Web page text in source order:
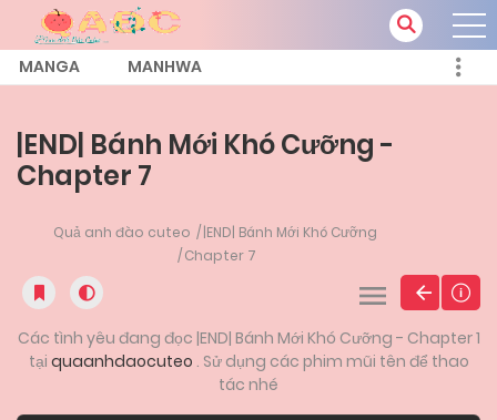
MANGA MANHWA
|END| Bánh Mới Khó Cưỡng -
Chapter 7
Quả anh đào cuteo
|END| Bánh Mới Khó Cưỡng
Chapter 7
Các tình yêu đang đọc |END| Bánh Mới Khó Cưỡng - Chapter 1
tại quaanhdaocuteo . Sử dụng các phim mũi tên để thao
tác nhé